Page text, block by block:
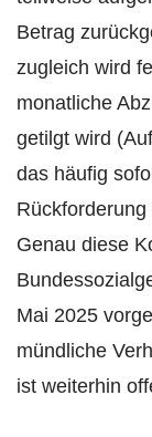
Betrag
zugleich wird
monatliche
getilgt wird
das häufig
Genau diese
Mai 2025
mündliche
ist weiterhin